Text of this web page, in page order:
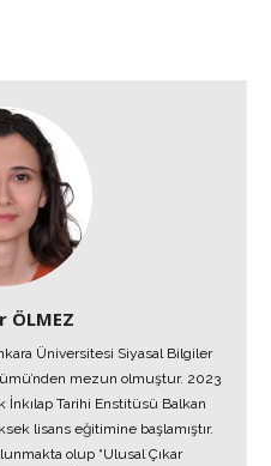
ÖLMEZ
Üniversitesi Siyasal Bilgiler
mezun olmuştur. 2023
İnkılap Tarihi Enstitüsü Balkan
lisans eğitimine başlamıştır.
olup “Ulusal Çıkar